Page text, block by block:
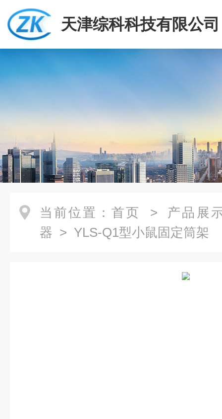
天津综科科技有限公司
当前位置： 首页 > 产品展
器 > YLS-Q1型小鼠固定筒架